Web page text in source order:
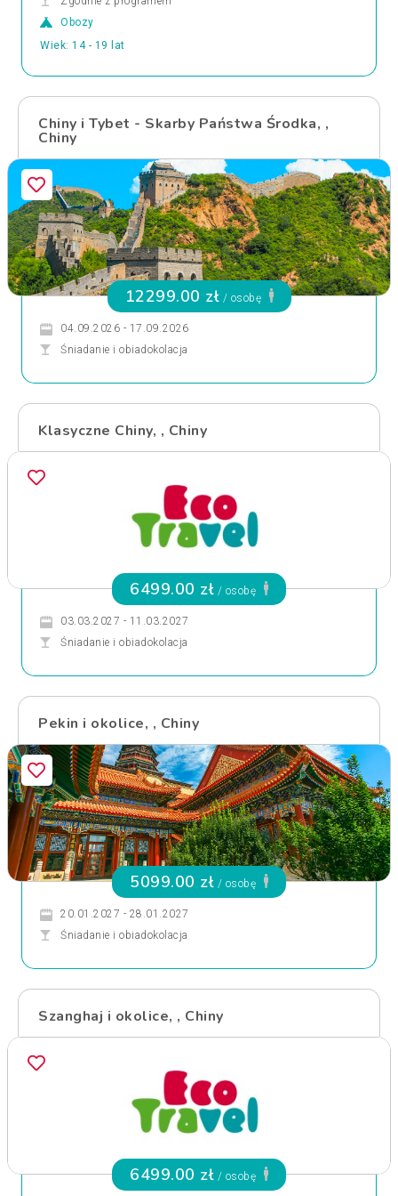
Obozy
Wiek: 14 - 19 lat
Chiny i Tybet - Skarby Państwa Środka, ,
Chiny
12299.00 zł / osobę
04.09.2026 - 17.09.2026
Śniadanie i obiadokolacja
Klasyczne Chiny, , Chiny
6499.00 zł / osobę
03.03.2027 - 11.03.2027
Śniadanie i obiadokolacja
Pekin i okolice, , Chiny
5099.00 zł / osobę
20.01.2027 - 28.01.2027
Śniadanie i obiadokolacja
Szanghaj i okolice, , Chiny
6499.00 zł / osobę